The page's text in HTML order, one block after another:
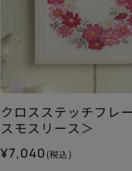
クロスステッチフレ
スモスリース＞
¥7,040 (税込)